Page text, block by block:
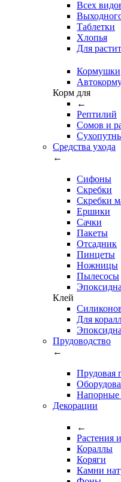
Всех
Таблетки
Хлопья
Для
Кормушки
Корм для
←
Рептилий
Сомов и
Средства ухода
←
Сифоны
Скребки
Скребки
Ершики
Сачки
Пакеты
Отсадник
Пинцеты
Ножницы
Пылесосы
Клей
Для
Прудоводство
←
Прудовая
Напорные
Декорации
←
Растения
Кораллы
Коряги
Камни